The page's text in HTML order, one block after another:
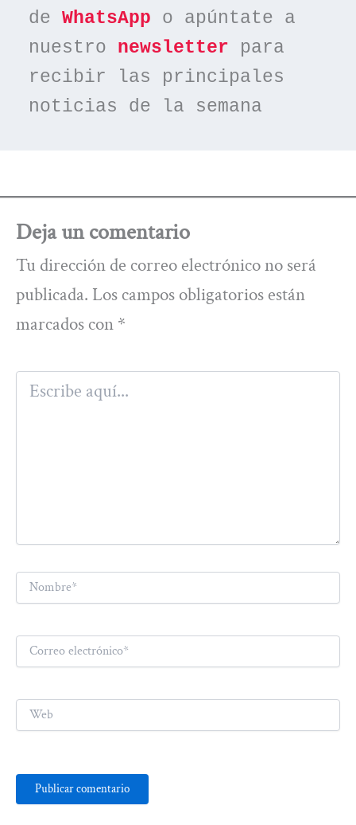
de WhatsApp o apúntate a
nuestro newsletter para
recibir las principales
noticias de la semana
Deja un comentario
Tu dirección de correo electrónico no será
publicada. Los campos obligatorios están
marcados con *
Escribe
aquí...
Nombre*
Correo
electrónico*
Web